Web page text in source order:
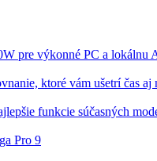
pre výkonné PC a lokálnu
ktoré vám ušetrí čas aj
funkcie súčasných
Pro 9